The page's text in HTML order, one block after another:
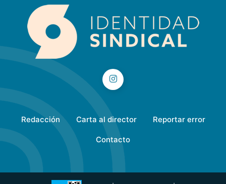
Redacción Carta al director Reportar error
Contacto